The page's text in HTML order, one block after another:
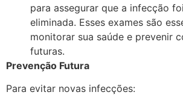
para assegurar que a infecção
eliminada. Esses exames são
monitorar sua saúde e prevenir
futuras.
Prevenção Futura
Para evitar novas infecções: